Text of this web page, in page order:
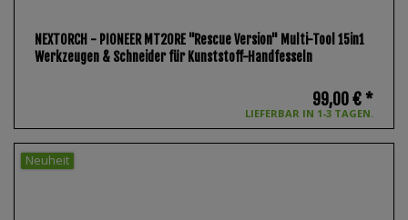
NEXTORCH - PIONEER MT20RE "Rescue Version" Multi-Tool 15in1
Werkzeugen & Schneider für Kunststoff-Handfesseln
LIEFERBAR IN 1-3 TAGEN.
99,00 € *
Neuheit